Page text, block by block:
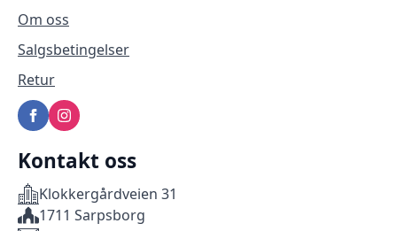
Om oss
Salgsbetingelser
Retur
Kontakt oss
Klokkergårdveien 31
1711 Sarpsborg